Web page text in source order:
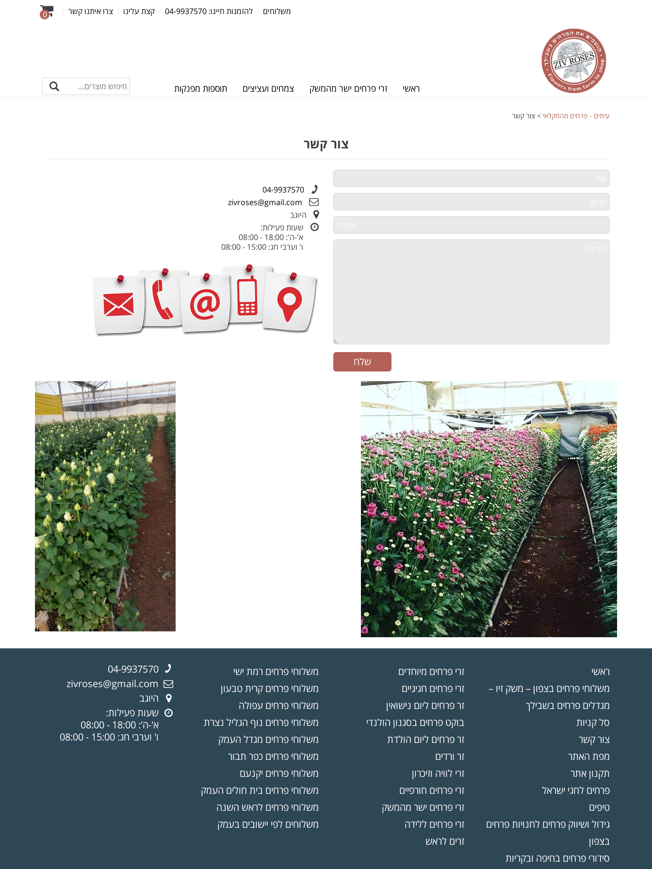
משלוחים להזמנות חייגו: 04-9937570 קצת עלינו צרו איתנו קשר 0
ראשי זרי פרחים ישר מהמשק צמחים ועציצים תוספות מפנקות
עיתים - פרחים מהחקלאי > צור קשר
צור קשר
04-9937570
zivroses@gmail.com
היוגב
שעות פעילות:
א'-ה': 18:00 - 08:00
ו' וערבי חג: 15:00 - 08:00
ראשי
משלוחי פרחים בצפון – משק זיו –
מגדלים פרחים בשבילך
סל קניות
צור קשר
מפת האתר
תקנון אתר
פרחים לחגי ישראל
טיפים
גידול ושיווק פרחים לחנויות פרחים
בצפון
סידורי פרחים בחיפה ובקריות
זרי פרחים מיוחדים
זרי פרחים חגיגיים
זר פרחים ליום נישואין
בוקט פרחים בסגנון הולנדי
זר פרחים ליום הולדת
זר ורדים
זרי לוויה וזיכרון
זרי פרחים חורפיים
זרי פרחים ישר מהמשק
זרי פרחים ללידה
זרים לראש
משלוחי פרחים רמת ישי
משלוחי פרחים קרית טבעון
משלוחי פרחים עפולה
משלוחי פרחים נוף הגליל נצרת
משלוחי פרחים מגדל העמק
משלוחי פרחים כפר תבור
משלוחי פרחים יקנעם
משלוחי פרחים בית חולים העמק
משלוחי פרחים לראש השנה
משלוחים לפי יישובים בעמק
04-9937570
zivroses@gmail.com
היוגב
שעות פעילות:
א'-ה': 18:00 - 08:00
ו' וערבי חג: 15:00 - 08:00